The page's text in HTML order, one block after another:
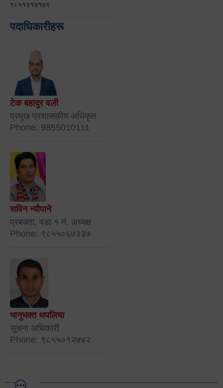
९८५१३१७१७९
पदाधिकारीहरू
टेक बहादुर वली
प्रमुख प्रशासकीय अधिकृत
Phone: 9855010111
सविन न्यौपाने
प्रबक्ता, वडा १ नं. अध्यक्ष
Phone: ९८५५०६७३३७
भानुभक्त थपलिया
सूचना अधिकारी
Phone: ९८५५०१२७४२